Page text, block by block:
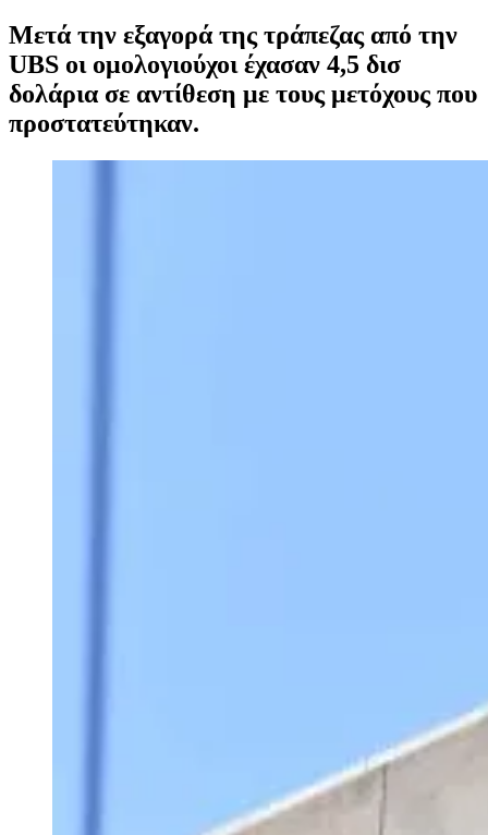
Μετά την εξαγορά της τράπεζας από την
UBS οι ομολογιούχοι έχασαν 4,5 δισ
δολάρια σε αντίθεση με τους μετόχους που
προστατεύτηκαν.